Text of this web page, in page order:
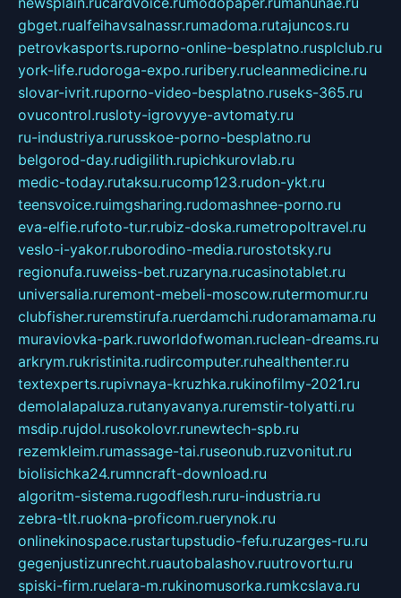
gbget.rualfeihavsalnassr.rumadoma.rutajuncos.ru
petrovkasports.ruporno-online-besplatno.rusplclub.ru
york-life.rudoroga-expo.ruribery.rucleanmedicine.ru
slovar-ivrit.ruporno-video-besplatno.ruseks-365.ru
ovucontrol.rusloty-igrovyye-avtomaty.ru
ru-industriya.rurusskoe-porno-besplatno.ru
belgorod-day.rudigilith.rupichkurovlab.ru
medic-today.rutaksu.rucomp123.rudon-ykt.ru
teensvoice.ruimgsharing.rudomashnee-porno.ru
eva-elfie.rufoto-tur.rubiz-doska.rumetropoltravel.ru
veslo-i-yakor.ruborodino-media.rurostotsky.ru
regionufa.ruweiss-bet.ruzaryna.rucasinotablet.ru
universalia.ruremont-mebeli-moscow.rutermomur.ru
clubfisher.ruremstirufa.ruerdamchi.rudoramamama.ru
muraviovka-park.ruworldofwoman.ruclean-dreams.ru
arkrym.rukristinita.rudircomputer.ruhealthenter.ru
textexperts.rupivnaya-kruzhka.rukinofilmy-2021.ru
demolalapaluza.rutanyavanya.ruremstir-tolyatti.ru
msdip.rujdol.rusokolovr.runewtech-spb.ru
rezemkleim.rumassage-tai.ruseonub.ruzvonitut.ru
biolisichka24.rumncraft-download.ru
algoritm-sistema.rugodflesh.ruru-industria.ru
zebra-tlt.ruokna-proficom.ruerynok.ru
onlinekinospace.rustartupstudio-fefu.ruzarges-ru.ru
gegenjustizunrecht.ruautobalashov.ruutrovortu.ru
spiski-firm.ruelara-m.rukinomusorka.rumkcslava.ru